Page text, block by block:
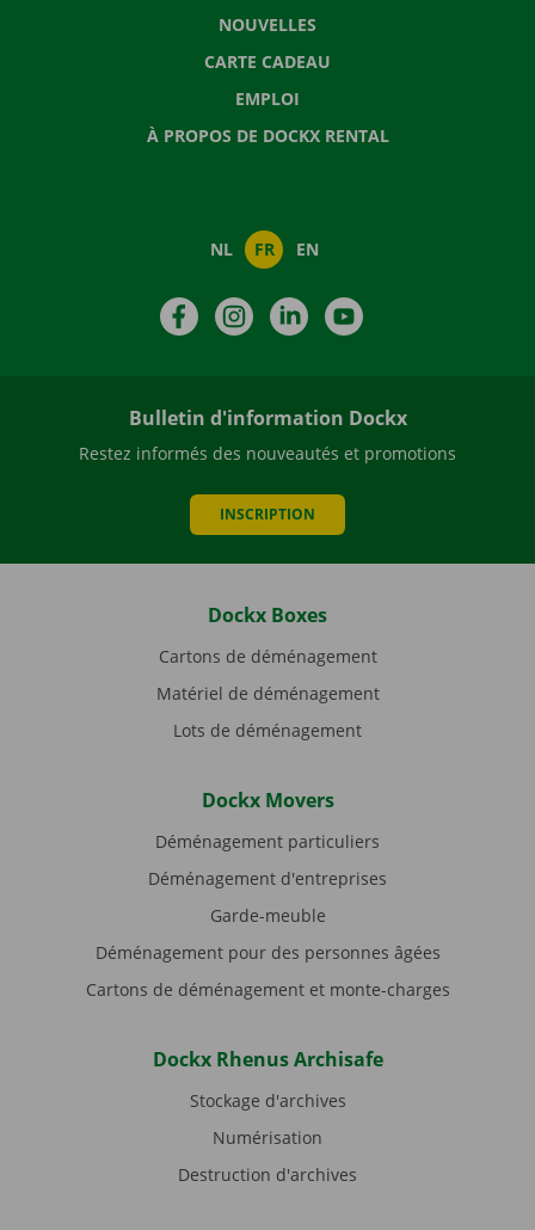
NOUVELLES
CARTE CADEAU
EMPLOI
À PROPOS DE DOCKX RENTAL
NL FR EN
FacebookInstagramLinkedIn
Bulletin d'information Dockx
Restez informés des nouveautés et promotions
INSCRIPTION
Dockx Boxes
Cartons de déménagement
Matériel de déménagement
Lots de déménagement
Dockx Movers
Déménagement particuliers
Déménagement d'entreprises
Garde-meuble
Déménagement pour des personnes âgées
Cartons de déménagement et monte-charges
Dockx Rhenus Archisafe
Stockage d'archives
Numérisation
Destruction d'archives